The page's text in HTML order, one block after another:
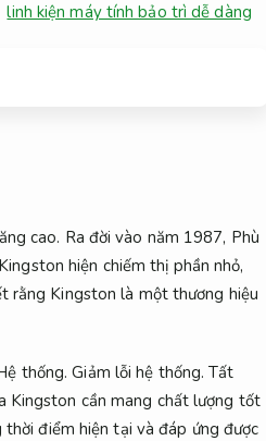
linh kiện máy tính bảo trì dễ dàng
cao. Ra đời vào năm 1987, Phù
Kingston hiện chiếm thị phần nhỏ,
rằng Kingston là một thương hiệu
thống. Giảm lỗi hệ thống. Tất
Kingston cần mang chất lượng tốt
điểm hiện tại và đáp ứng được